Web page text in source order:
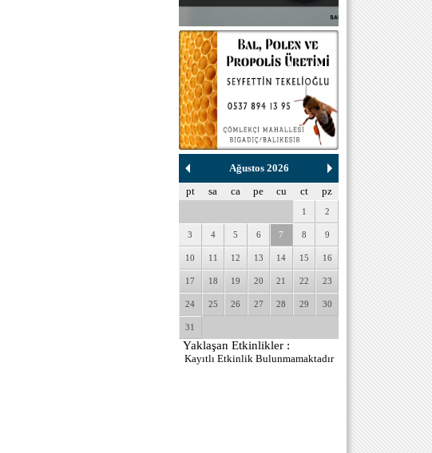
Ağustos 2026
pt
sa ca pe cu ct pz
1 2
3 4 5 6 7 8 9
10 11 12 13 14 15 16
17 18 19 20 21 22 23
24 25 26 27 28 29 30
31
Yaklaşan Etkinlikler :
Kayıtlı Etkinlik Bulunmamaktadır